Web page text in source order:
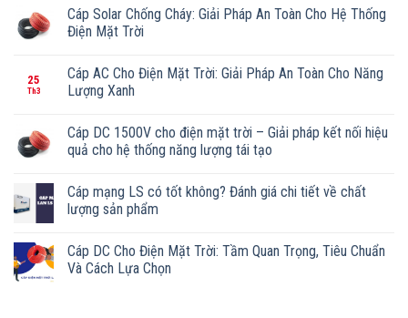
Cáp Solar Chống Cháy: Giải Pháp An Toàn Cho Hệ Thống
Điện Mặt Trời
25
Th3
Cáp AC Cho Điện Mặt Trời: Giải Pháp An Toàn Cho Năng
Lượng Xanh
Cáp DC 1500V cho điện mặt trời – Giải pháp kết nối hiệu
quả cho hệ thống năng lượng tái tạo
Cáp mạng LS có tốt không? Đánh giá chi tiết về chất
lượng sản phẩm
Cáp DC Cho Điện Mặt Trời: Tầm Quan Trọng, Tiêu Chuẩn
Và Cách Lựa Chọn